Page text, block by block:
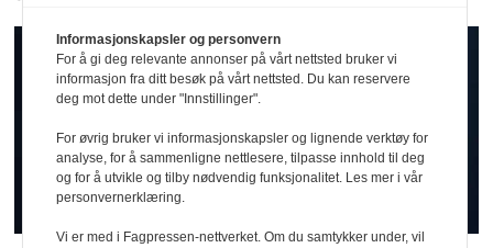
Informasjonskapsler og personvern
For å gi deg relevante annonser på vårt nettsted bruker vi
informasjon fra ditt besøk på vårt nettsted. Du kan reservere
deg mot dette under "Innstillinger".
For øvrig bruker vi informasjonskapsler og lignende verktøy for
analyse, for å sammenligne nettlesere, tilpasse innhold til deg
og for å utvikle og tilby nødvendig funksjonalitet. Les mer i vår
personvernerklæring.
Vi er med i Fagpressen-nettverket. Om du samtykker under, vil